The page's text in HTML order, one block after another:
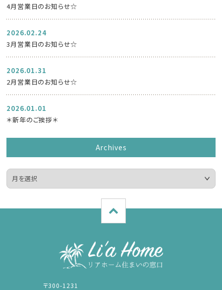
4月営業日のお知らせ☆
2026.02.24
3月営業日のお知らせ☆
2026.01.31
2月営業日のお知らせ☆
2026.01.01
＊新年のご挨拶＊
Archives
〒300-1231